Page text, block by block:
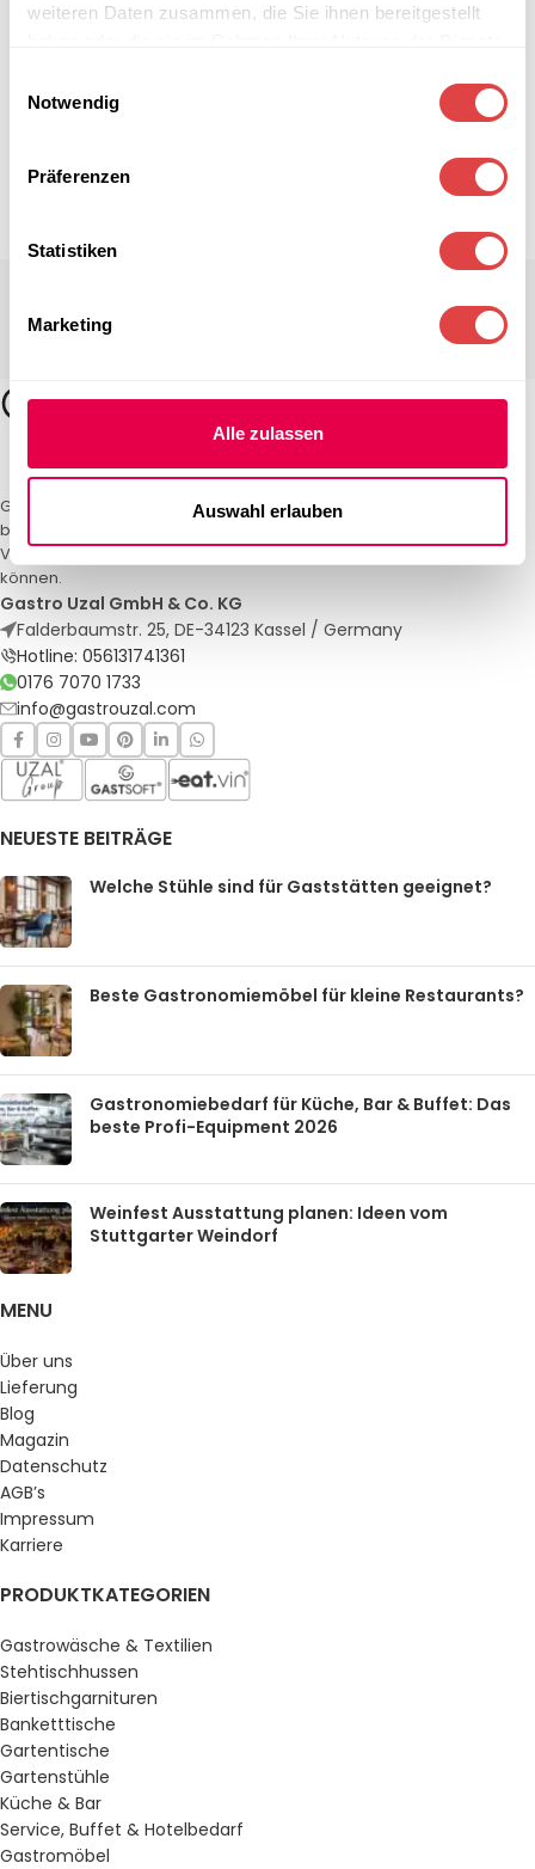
weiteren Daten zusammen, die Sie ihnen bereitgestellt
Notwendig
Präferenzen
Statistiken
Marketing
Alle zulassen
Auswahl erlauben
Gastro Uzal – Ihr Spezialist für Gastronomiemöbel und -textilien. Wir
bieten maßgeschneiderte Lösungen für Restaurants, Hotels und
Veranstaltungen. Qualität und Service, auf die Sie sich verlassen
können.
Gastro Uzal GmbH & Co. KG
Falderbaumstr. 25, DE-34123 Kassel / Germany
Hotline: 056131741361
0176 7070 1733
info@gastrouzal.com
NEUESTE BEITRÄGE
Welche Stühle sind für Gaststätten geeignet?
Beste Gastronomiemöbel für kleine Restaurants?
Gastronomiebedarf für Küche, Bar & Buffet: Das
beste Profi-Equipment 2026
Weinfest Ausstattung planen: Ideen vom
Stuttgarter Weindorf
MENU
Über uns
Lieferung
Blog
Magazin
Datenschutz
AGB’s
Impressum
Karriere
PRODUKTKATEGORIEN
Gastrowäsche & Textilien
Stehtischhussen
Biertischgarnituren
Banketttische
Gartentische
Gartenstühle
Küche & Bar
Service, Buffet & Hotelbedarf
Gastromöbel